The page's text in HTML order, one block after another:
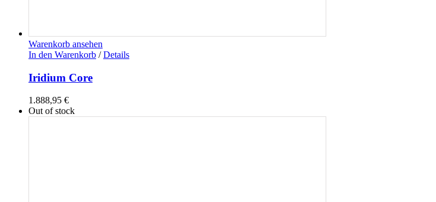
Warenkorb ansehen
In den Warenkorb / Details
Iridium Core
1.888,95 €
Out of stock